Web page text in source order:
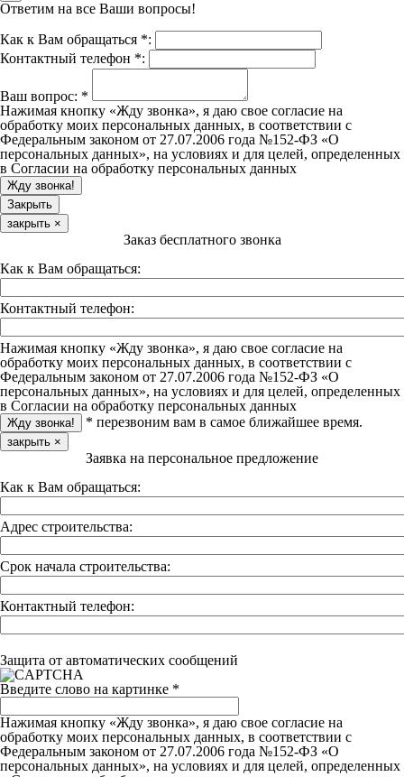
Ответим на все Ваши вопросы!
Как к Вам обращаться *:
Контактный телефон *:
Ваш вопрос: *
Нажимая кнопку «Жду звонка», я даю свое согласие на
обработку моих персональных данных, в соответствии с
Федеральным законом от 27.07.2006 года №152-ФЗ «О
персональных данных», на условиях и для целей, определенных
в Согласии на обработку персональных данных
Закрыть
закрыть ×
Заказ бесплатного звонка
Как к Вам обращаться:
Контактный телефон:
Нажимая кнопку «Жду звонка», я даю свое согласие на
обработку моих персональных данных, в соответствии с
Федеральным законом от 27.07.2006 года №152-ФЗ «О
персональных данных», на условиях и для целей, определенных
в Согласии на обработку персональных данных
* перезвоним вам в самое ближайшее время.
закрыть ×
Заявка на персональное предложение
Как к Вам обращаться:
Адрес строительства:
Срок начала строительства:
Контактный телефон:
Защита от автоматических сообщений
Введите слово на картинке *
Нажимая кнопку «Жду звонка», я даю свое согласие на
обработку моих персональных данных, в соответствии с
Федеральным законом от 27.07.2006 года №152-ФЗ «О
персональных данных», на условиях и для целей, определенных